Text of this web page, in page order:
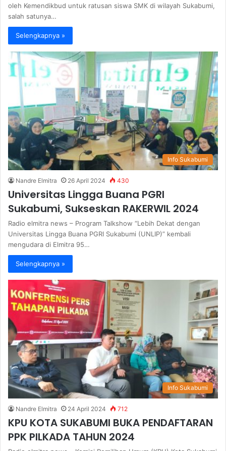
oleh Kemendikbud untuk ratusan siswa SMK di wilayah Sukabumi,
salah satunya…
Selengkapnya »
Info Sukabumi
Nandre Elmitra 26 April 2024 430
Universitas Lingga Buana PGRI
Sukabumi, Sukseskan RAKERWIL 2024
Radio elmitra news – Program Talkshow “Lebih Dekat dengan
Universitas Lingga Buana PGRI Sukabumi (UNLIP)” kembali
mengudara di Elmitra 95…
Selengkapnya »
Info Sukabumi
Nandre Elmitra 24 April 2024 712
KPU KOTA SUKABUMI BUKA PENDAFTARAN
PPK PILKADA TAHUN 2024